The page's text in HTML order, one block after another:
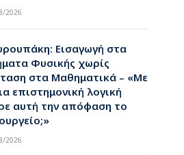
2026
Εισαγωγή στα
Φυσικής χωρίς
στα Μαθηματικά – «Με
επιστημονική λογική
αυτή την απόφαση το
2026